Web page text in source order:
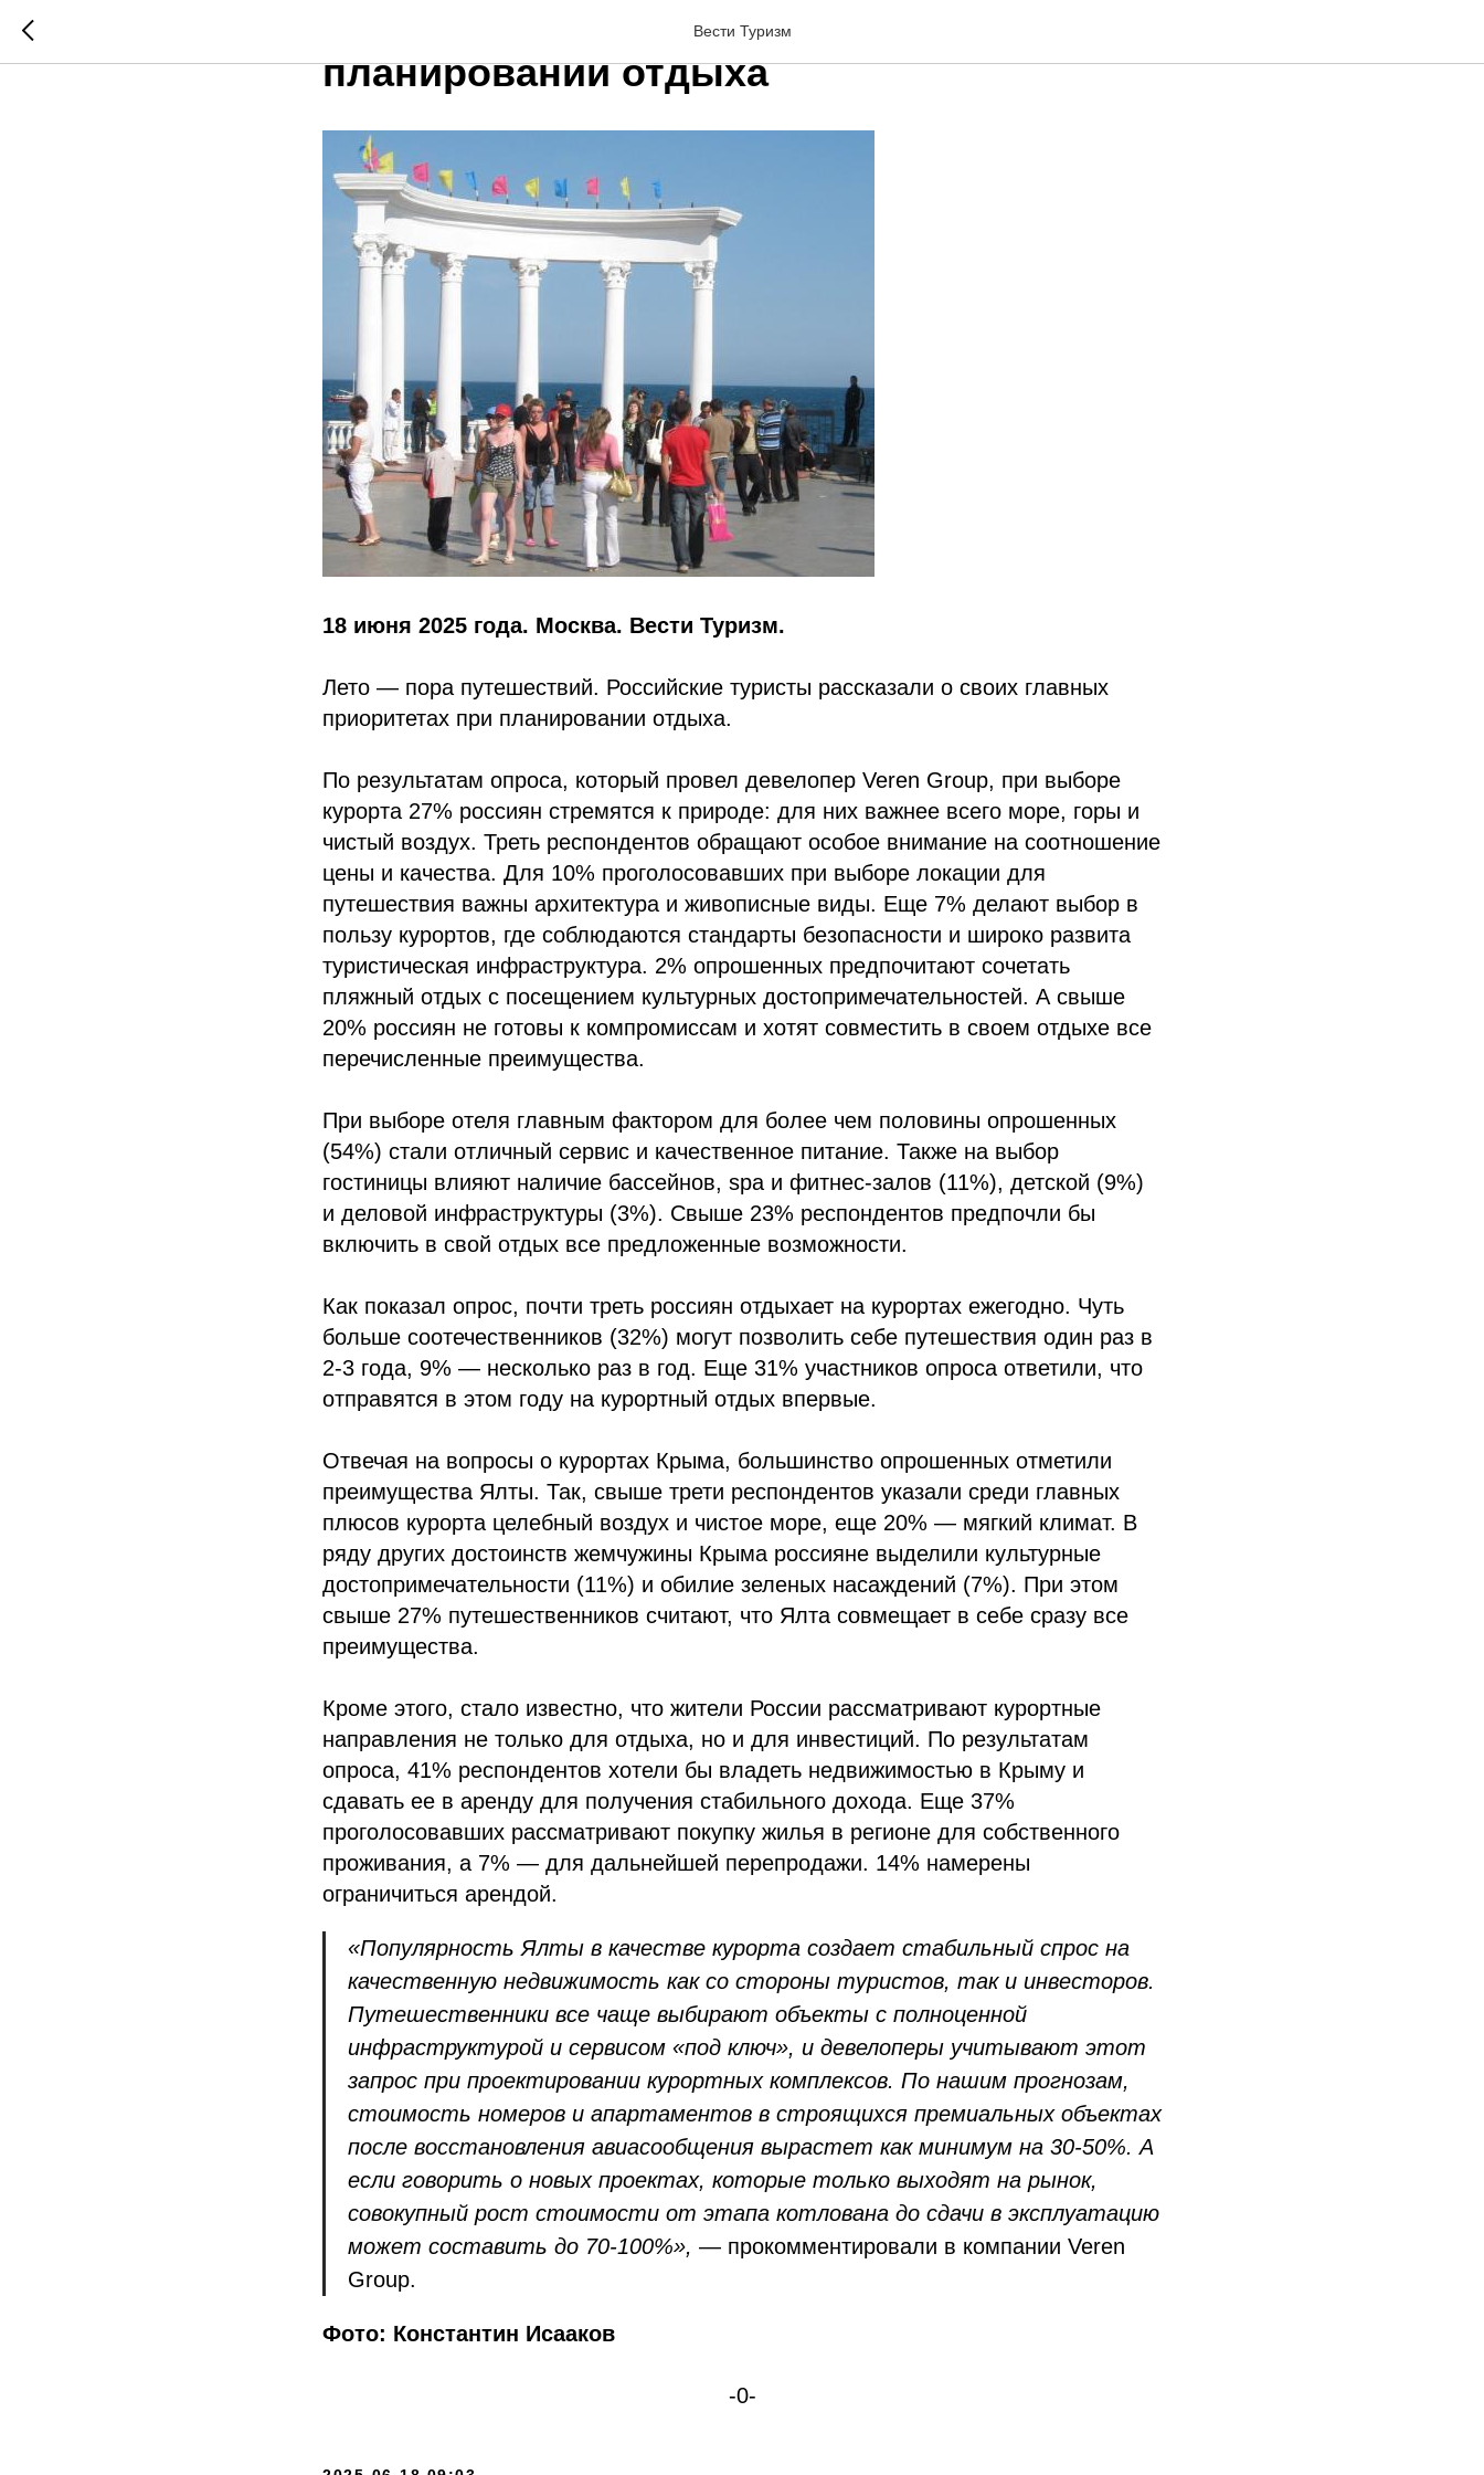
Вести Туризм
Россияне назвали главные факторы при
планировании отдыха
18 июня 2025 года. Москва. Вести Туризм.
Лето — пора путешествий. Российские туристы рассказали о своих главных
приоритетах при планировании отдыха.
По результатам опроса, который провел девелопер Veren Group, при выборе
курорта 27% россиян стремятся к природе: для них важнее всего море, горы и
чистый воздух. Треть респондентов обращают особое внимание на соотношение
цены и качества. Для 10% проголосовавших при выборе локации для
путешествия важны архитектура и живописные виды. Еще 7% делают выбор в
пользу курортов, где соблюдаются стандарты безопасности и широко развита
туристическая инфраструктура. 2% опрошенных предпочитают сочетать
пляжный отдых с посещением культурных достопримечательностей. А свыше
20% россиян не готовы к компромиссам и хотят совместить в своем отдыхе все
перечисленные преимущества.
При выборе отеля главным фактором для более чем половины опрошенных
(54%) стали отличный сервис и качественное питание. Также на выбор
гостиницы влияют наличие бассейнов, spa и фитнес-залов (11%), детской (9%)
и деловой инфраструктуры (3%). Свыше 23% респондентов предпочли бы
включить в свой отдых все предложенные возможности.
Как показал опрос, почти треть россиян отдыхает на курортах ежегодно. Чуть
больше соотечественников (32%) могут позволить себе путешествия один раз в
2-3 года, 9% — несколько раз в год. Еще 31% участников опроса ответили, что
отправятся в этом году на курортный отдых впервые.
Отвечая на вопросы о курортах Крыма, большинство опрошенных отметили
преимущества Ялты. Так, свыше трети респондентов указали среди главных
плюсов курорта целебный воздух и чистое море, еще 20% — мягкий климат. В
ряду других достоинств жемчужины Крыма россияне выделили культурные
достопримечательности (11%) и обилие зеленых насаждений (7%). При этом
свыше 27% путешественников считают, что Ялта совмещает в себе сразу все
преимущества.
Кроме этого, стало известно, что жители России рассматривают курортные
направления не только для отдыха, но и для инвестиций. По результатам
опроса, 41% респондентов хотели бы владеть недвижимостью в Крыму и
сдавать ее в аренду для получения стабильного дохода. Еще 37%
проголосовавших рассматривают покупку жилья в регионе для собственного
проживания, а 7% — для дальнейшей перепродажи. 14% намерены
ограничиться арендой.
«Популярность Ялты в качестве курорта создает стабильный спрос на
качественную недвижимость как со стороны туристов, так и инвесторов.
Путешественники все чаще выбирают объекты с полноценной
инфраструктурой и сервисом «под ключ», и девелоперы учитывают этот
запрос при проектировании курортных комплексов. По нашим прогнозам,
стоимость номеров и апартаментов в строящихся премиальных объектах
после восстановления авиасообщения вырастет как минимум на 30-50%. А
если говорить о новых проектах, которые только выходят на рынок,
совокупный рост стоимости от этапа котлована до сдачи в эксплуатацию
может составить до 70-100%», — прокомментировали в компании Veren
Group.
Фото: Константин Исааков
-0-